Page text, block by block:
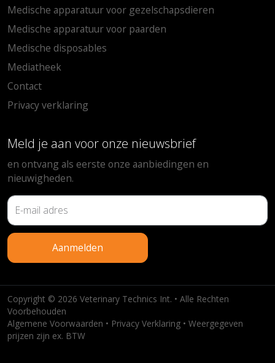
Meld je aan voor onze nieuwsbrief
en ontvang als eerste onze aanbiedingen en
nieuwigheden.
Aanmelden
Medische apparatuur voor gezelschapsdieren
Medische apparatuur voor paarden
Medische disposables
Mediatheek
Contact
Privacy verklaring
Copyright © 2026 Veterinary Technics Int. • Alle Rechten
Voorbehouden
Algemene Voorwaarden • Privacy Verklaring • Weergegeven
prijzen zijn ex. BTW